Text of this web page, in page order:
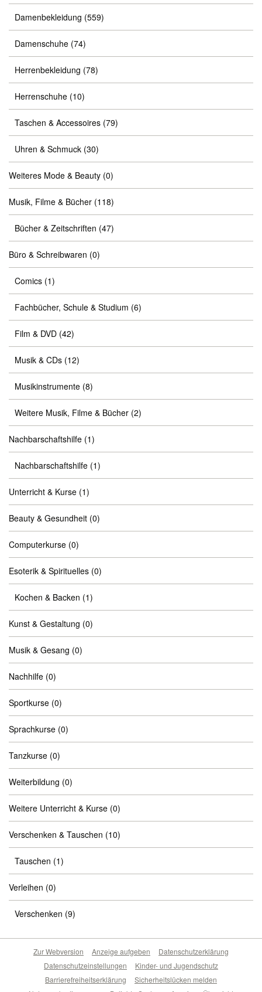
Damenbekleidung (559)
Damenschuhe (74)
Herrenbekleidung (78)
Herrenschuhe (10)
Taschen & Accessoires (79)
Uhren & Schmuck (30)
Weiteres Mode & Beauty (0)
Musik, Filme & Bücher (118)
Bücher & Zeitschriften (47)
Büro & Schreibwaren (0)
Comics (1)
Fachbücher, Schule & Studium (6)
Film & DVD (42)
Musik & CDs (12)
Musikinstrumente (8)
Weitere Musik, Filme & Bücher (2)
Nachbarschaftshilfe (1)
Nachbarschaftshilfe (1)
Unterricht & Kurse (1)
Beauty & Gesundheit (0)
Computerkurse (0)
Esoterik & Spirituelles (0)
Kochen & Backen (1)
Kunst & Gestaltung (0)
Musik & Gesang (0)
Nachhilfe (0)
Sportkurse (0)
Sprachkurse (0)
Tanzkurse (0)
Weiterbildung (0)
Weitere Unterricht & Kurse (0)
Verschenken & Tauschen (10)
Tauschen (1)
Verleihen (0)
Verschenken (9)
Zur Webversion Anzeige aufgeben
Datenschutzerklärung
Datenschutzeinstellungen
Kinder- und Jugendschutz
Barrierefreiheitserklärung
Sicherheitslücken melden